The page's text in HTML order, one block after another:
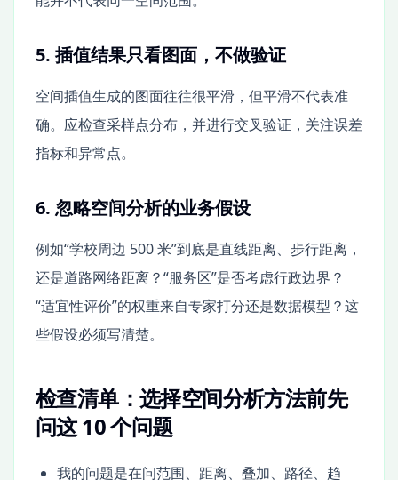
5. 插值结果只看图面，不做验证
空间插值生成的图面往往很平滑，但平滑不代表准
确。应检查采样点分布，并进行交叉验证，关注误差
指标和异常点。
6. 忽略空间分析的业务假设
例如“学校周边 500 米”到底是直线距离、步行距离，
还是道路网络距离？“服务区”是否考虑行政边界？
“适宜性评价”的权重来自专家打分还是数据模型？这
些假设必须写清楚。
检查清单：选择空间分析方法前先
问这 10 个问题
我的问题是在问范围、距离、叠加、路径、趋